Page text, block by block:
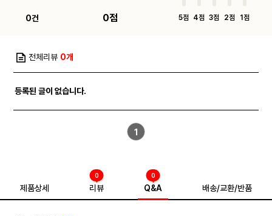
0건 0점 5점 4점 3점 2점 1점
전체리뷰 0개
등록된 글이 없습니다.
1
제품상세 리뷰
0
Q&A
0
배송/교환/반품